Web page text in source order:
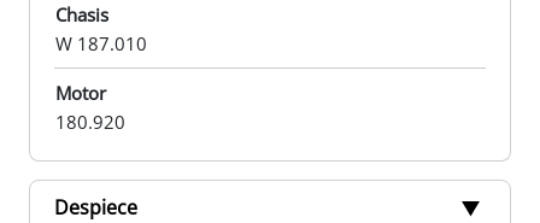
Chasis
W 187.010
Motor
180.920
Despiece